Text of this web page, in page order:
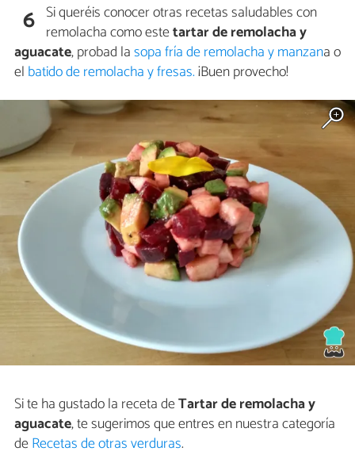
6 Si queréis conocer otras recetas saludables con
remolacha como estetartar de remolacha y
aguacate, probad lasopa fría de remolacha y manzana o
el batido de remolacha y fresas.¡Buen provecho!
Si te ha gustado la receta deTartar de remolacha y
aguacate, te sugerimos que entres en nuestra categoría
deRecetas de otras verduras.